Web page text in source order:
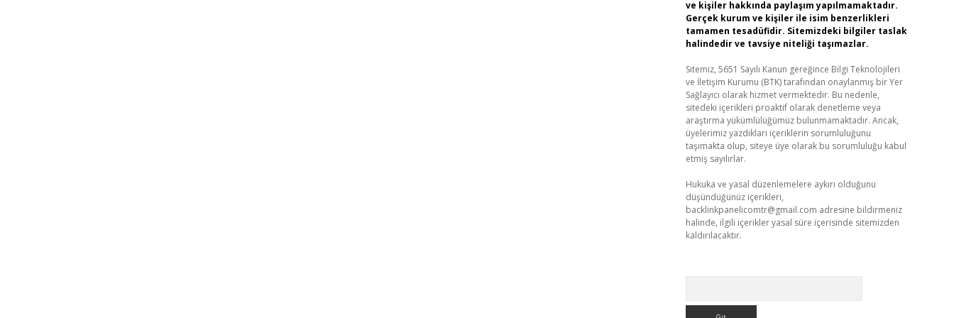
ve kişiler hakkında paylaşım yapılmamaktadır.
Gerçek kurum ve kişiler ile isim benzerlikleri
tamamen tesadüfidir. Sitemizdeki bilgiler taslak
halindedir ve tavsiye niteliği taşımazlar.
Sitemiz, 5651 Sayılı Kanun gereğince Bilgi Teknolojileri
ve İletişim Kurumu (BTK) tarafından onaylanmış bir Yer
Sağlayıcı olarak hizmet vermektedir. Bu nedenle,
sitedeki içerikleri proaktif olarak denetleme veya
araştırma yükümlülüğümüz bulunmamaktadır. Ancak,
üyelerimiz yazdıkları içeriklerin sorumluluğunu
taşımakta olup, siteye üye olarak bu sorumluluğu kabul
etmiş sayılırlar.
Hukuka ve yasal düzenlemelere aykırı olduğunu
düşündüğünüz içerikleri,
backlinkpanelicomtr@gmail.com adresine bildirmeniz
halinde, ilgili içerikler yasal süre içerisinde sitemizden
kaldırılacaktır.